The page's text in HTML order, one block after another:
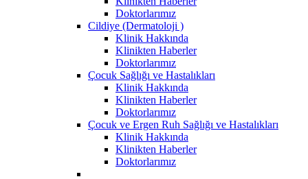
Doktorlarımız
Cildiye (Dermatoloji )
Klinik Hakkında
Klinikten Haberler
Doktorlarımız
Çocuk Sağlığı ve Hastalıkları
Klinik Hakkında
Klinikten Haberler
Doktorlarımız
Çocuk ve Ergen Ruh Sağlığı ve Hastalıkları
Klinik Hakkında
Klinikten Haberler
Doktorlarımız